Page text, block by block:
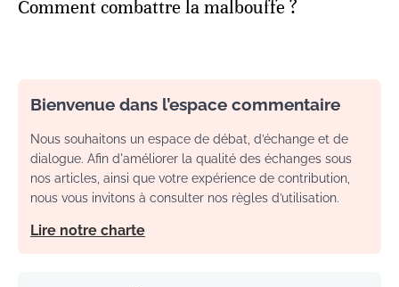
Comment combattre la malbouffe ?
Bienvenue dans l’espace commentaire
Nous souhaitons un espace de débat, d’échange et de
dialogue. Afin d'améliorer la qualité des échanges sous
nos articles, ainsi que votre expérience de contribution,
nous vous invitons à consulter nos règles d’utilisation.
Lire notre charte